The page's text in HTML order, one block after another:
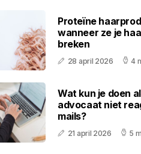
Proteïne
wanneer ze je
breken
28 april 2026 4
Wat kun je doen
advocaat niet
mails?
21 april 2026 5